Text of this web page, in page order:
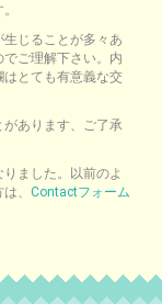
じることが多々あ
ご理解下さい。内
とても有意義な交
あります、ご了承
ました。以前のよ
、 Contactフォーム